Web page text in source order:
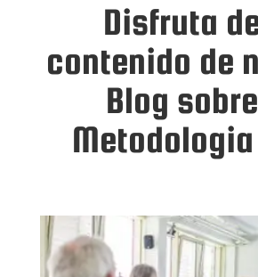
Disfruta
contenido de
Blog
Metodologia